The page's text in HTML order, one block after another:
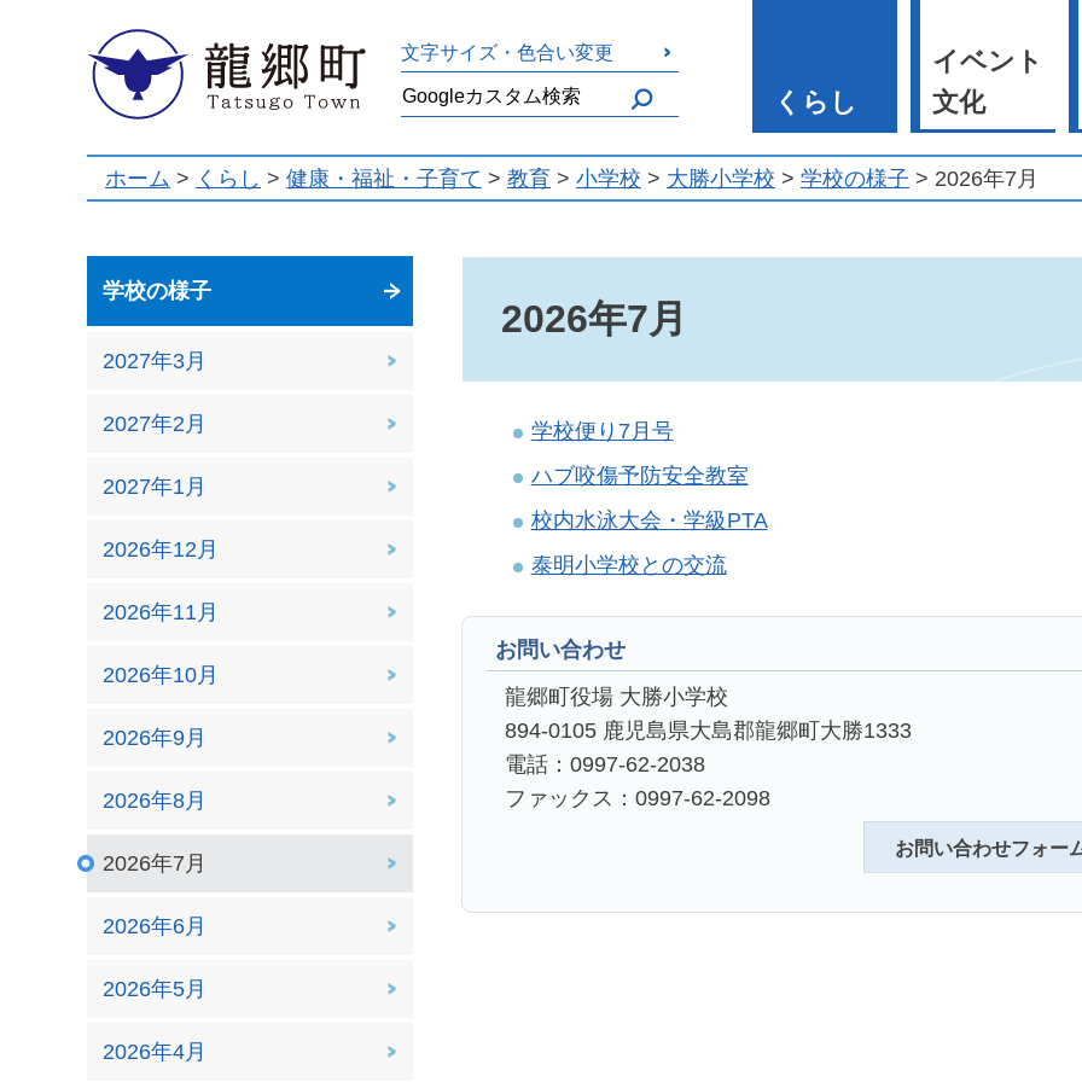
龍郷町 文字サイズ・色合い変更
くらし
イベント
文化
ホーム > くらし > 健康・福祉・子育て > 教育 > 小学校 > 大勝小学校 > 学校の様子 > 2026年7月
学校の様子
2027年3月
2027年2月
2027年1月
2026年12月
2026年11月
2026年10月
2026年9月
2026年8月
2026年7月
2026年6月
2026年5月
2026年4月
2026年7月
学校便り7月号
ハブ咬傷予防安全教室
校内水泳大会・学級PTA
泰明小学校との交流
お問い合わせ
龍郷町役場 大勝小学校
894-0105 鹿児島県大島郡龍郷町大勝1333
電話：0997-62-2038
ファックス：0997-62-2098
お問い合わせフォー